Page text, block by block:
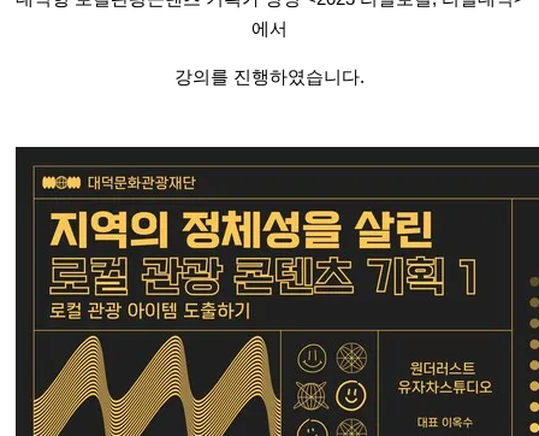
에서
강의를 진행하였습니다.